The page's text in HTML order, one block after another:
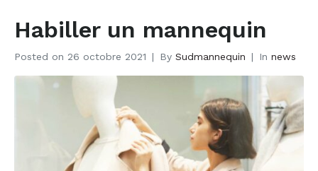
Habiller un mannequin
Posted on